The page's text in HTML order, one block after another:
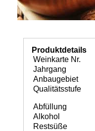
Produktdetails
Weinkarte Nr.
Jahrgang
Anbaugebiet
Qualitätsstufe
Abfüllung
Alkohol
Restsüße